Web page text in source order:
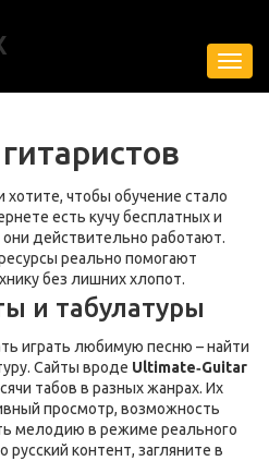
хотите, чтобы обучение стало
есть кучу бесплатных и
действительно работают.
реально помогают
без лишних хлопот.
и табулатуры
играть любимую песню – найти
Сайты вроде Ultimate‑Guitar
табов в разных жанрах. Их
просмотр, возможность
мелодию в режиме реального
контент, загляните в